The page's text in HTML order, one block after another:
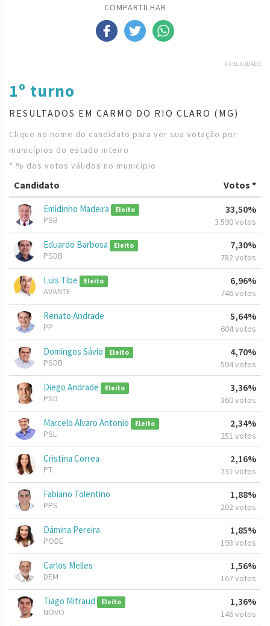
COMPARTILHAR
PUBLICIDADE
1º turno
RESULTADOS EM CARMO DO RIO CLARO (MG)
Clique no nome do candidato para ver sua votação por
municípios do estado inteiro
* % dos votos válidos no município
Candidato Votos *
Emidinho Madeira Eleito
PSB
33,50%
3.590 votos
Eduardo Barbosa Eleito
PSDB
7,30%
782 votos
Luis Tibe Eleito
AVANTE
6,96%
746 votos
Renato Andrade
PP
5,64%
604 votos
Domingos Sávio Eleito
PSDB
4,70%
504 votos
Diego Andrade Eleito
PSD
3,36%
360 votos
Marcelo Alvaro Antonio Eleito
PSL
2,34%
251 votos
Cristina Correa
PT
2,16%
231 votos
Fabiano Tolentino
PPS
1,88%
202 votos
Dâmina Pereira
PODE
1,85%
198 votos
Carlos Melles
DEM
1,56%
167 votos
Tiago Mitraud Eleito
NOVO
1,36%
146 votos